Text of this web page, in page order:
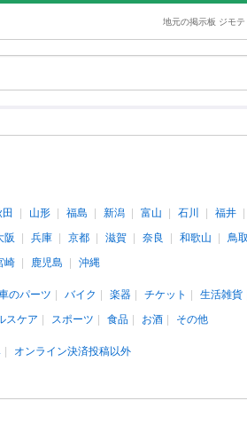
地元の掲示板 ジモテ
山形 福島 新潟 富山 石川 福井
阪 兵庫 京都 滋賀 奈良 和歌山 鳥取
崎 鹿児島 沖縄
のパーツ バイク 楽器 チケット 生活雑貨
スケア スポーツ 食品 お酒 その他
オンライン決済投稿以外